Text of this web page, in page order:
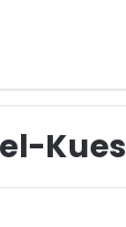
Kues